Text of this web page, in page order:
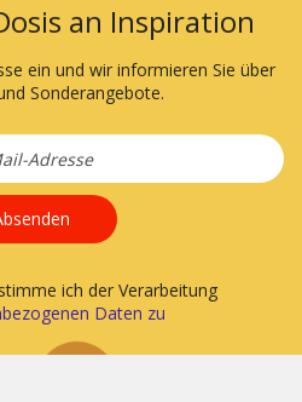
an Inspiration
ein und wir informieren Sie über
Sonderangebote.
ich der Verarbeitung
Daten zu